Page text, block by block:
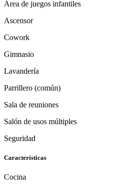
Área de juegos infantiles
Ascensor
Cowork
Gimnasio
Lavandería
Parrillero (común)
Sala de reuniones
Salón de usos múltiples
Seguridad
Características
Cocina